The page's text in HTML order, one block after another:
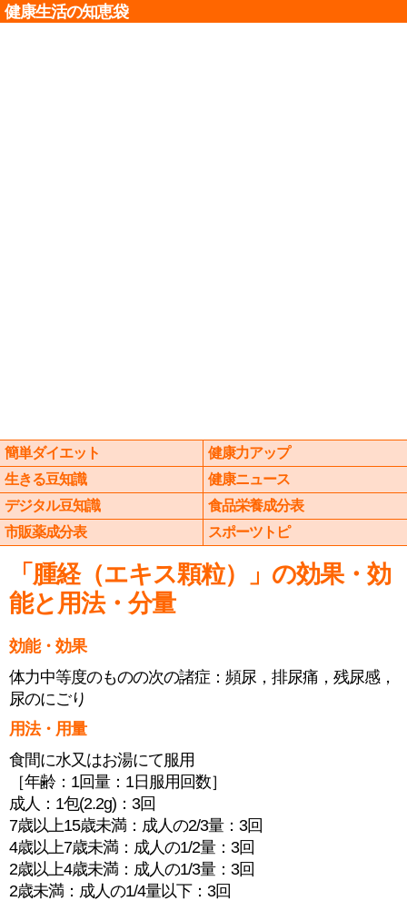
健康生活の知恵袋
簡単ダイエット
健康力アップ
生きる豆知識
健康ニュース
デジタル豆知識
食品栄養成分表
市販薬成分表
スポーツトピ
「腫経（エキス顆粒）」の効果・効
能と用法・分量
効能・効果
体力中等度のものの次の諸症：頻尿，排尿痛，残尿感，
尿のにごり
用法・用量
食間に水又はお湯にて服用
［年齢：1回量：1日服用回数］
成人：1包(2.2g)：3回
7歳以上15歳未満：成人の2/3量：3回
4歳以上7歳未満：成人の1/2量：3回
2歳以上4歳未満：成人の1/3量：3回
2歳未満：成人の1/4量以下：3回